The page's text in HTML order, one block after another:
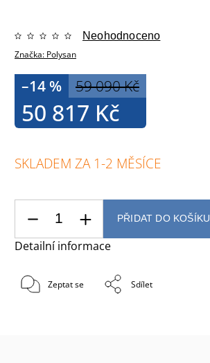
Značka: Polysan
Neohodnoceno
59 090 Kč
–14 %
50 817 Kč
SKLADEM ZA 1-2 MĚSÍCE
PŘIDAT DO KOŠÍKU
Detailní informace
Zeptat se Sdílet